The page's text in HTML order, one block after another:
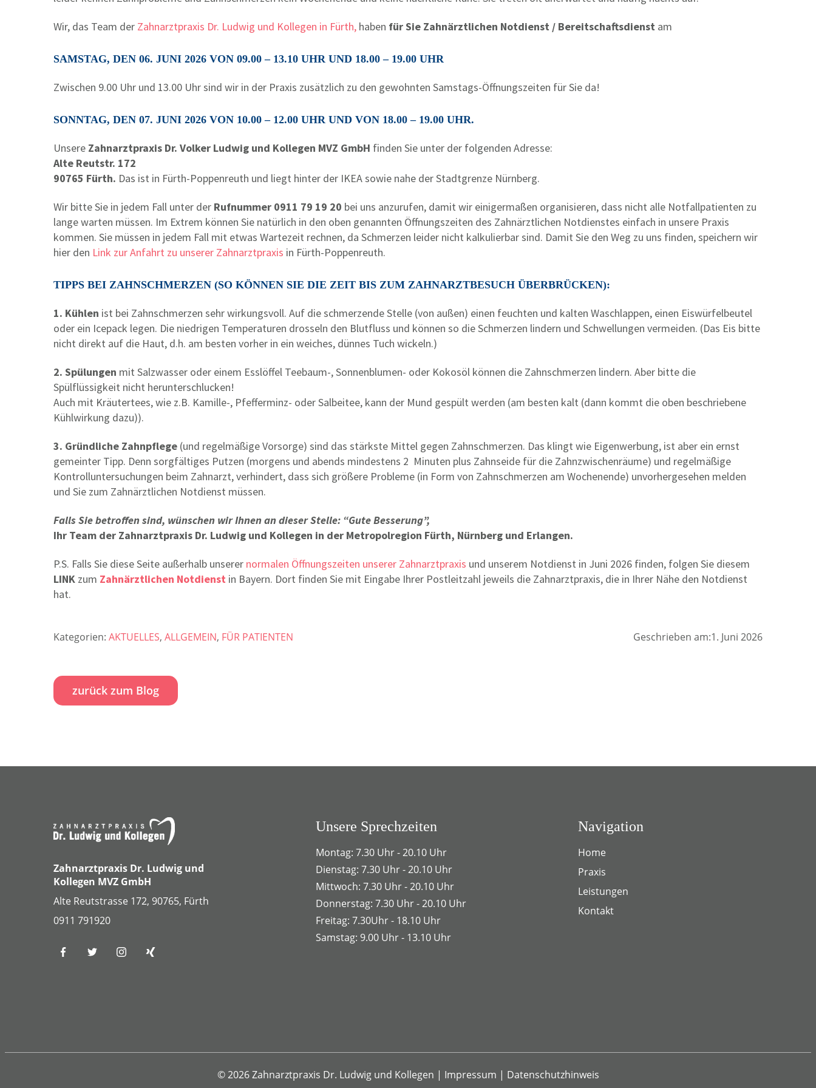
Wir, das Team der Zahnarztpraxis Dr. Ludwig und Kollegen in Fürth, haben für Sie Zahnärztlichen Notdienst / Bereitschaftsdienst am
SAMSTAG, DEN 06. JUNI 2026 VON 09.00 – 13.10 UHR UND 18.00 – 19.00 UHR
Zwischen 9.00 Uhr und 13.00 Uhr sind wir in der Praxis zusätzlich zu den gewohnten Samstags-Öffnungszeiten für Sie da!
SONNTAG, DEN 07. JUNI 2026 VON 10.00 – 12.00 UHR UND VON 18.00 – 19.00 UHR.
Unsere Zahnarztpraxis Dr. Volker Ludwig und Kollegen MVZ GmbH finden Sie unter der folgenden Adresse:
Alte Reutstr. 172
90765 Fürth. Das ist in Fürth-Poppenreuth und liegt hinter der IKEA sowie nahe der Stadtgrenze Nürnberg.
Wir bitte Sie in jedem Fall unter der Rufnummer 0911 79 19 20 bei uns anzurufen, damit wir einigermaßen organisieren, dass nicht alle Notfallpatienten zu
lange warten müssen. Im Extrem können Sie natürlich in den oben genannten Öffnungszeiten des Zahnärztlichen Notdienstes einfach in unsere Praxis
kommen. Sie müssen in jedem Fall mit etwas Wartezeit rechnen, da Schmerzen leider nicht kalkulierbar sind. Damit Sie den Weg zu uns finden, speichern wir
hier den Link zur Anfahrt zu unserer Zahnarztpraxis in Fürth-Poppenreuth.
TIPPS BEI ZAHNSCHMERZEN (SO KÖNNEN SIE DIE ZEIT BIS ZUM ZAHNARZTBESUCH ÜBERBRÜCKEN):
1. Kühlen ist bei Zahnschmerzen sehr wirkungsvoll. Auf die schmerzende Stelle (von außen) einen feuchten und kalten Waschlappen, einen Eiswürfelbeutel
oder ein Icepack legen. Die niedrigen Temperaturen drosseln den Blutfluss und können so die Schmerzen lindern und Schwellungen vermeiden. (Das Eis bitte
nicht direkt auf die Haut, d.h. am besten vorher in ein weiches, dünnes Tuch wickeln.)
2. Spülungen mit Salzwasser oder einem Esslöffel Teebaum-, Sonnenblumen- oder Kokosöl können die Zahnschmerzen lindern. Aber bitte die
Spülflüssigkeit nicht herunterschlucken!
Auch mit Kräutertees, wie z.B. Kamille-, Pfefferminz- oder Salbeitee, kann der Mund gespült werden (am besten kalt (dann kommt die oben beschriebene
Kühlwirkung dazu)).
3. Gründliche Zahnpflege (und regelmäßige Vorsorge) sind das stärkste Mittel gegen Zahnschmerzen. Das klingt wie Eigenwerbung, ist aber ein ernst
gemeinter Tipp. Denn sorgfältiges Putzen (morgens und abends mindestens 2 Minuten plus Zahnseide für die Zahnzwischenräume) und regelmäßige
Kontrolluntersuchungen beim Zahnarzt, verhindert, dass sich größere Probleme (in Form von Zahnschmerzen am Wochenende) unvorhergesehen melden
und Sie zum Zahnärztlichen Notdienst müssen.
Falls Sie betroffen sind, wünschen wir Ihnen an dieser Stelle: “Gute Besserung”,
Ihr Team der Zahnarztpraxis Dr. Ludwig und Kollegen in der Metropolregion Fürth, Nürnberg und Erlangen.
P.S. Falls Sie diese Seite außerhalb unserer normalen Öffnungszeiten unserer Zahnarztpraxis und unserem Notdienst in Juni 2026 finden, folgen Sie diesem
LINK zum Zahnärztlichen Notdienst in Bayern. Dort finden Sie mit Eingabe Ihrer Postleitzahl jeweils die Zahnarztpraxis, die in Ihrer Nähe den Notdienst
hat.
Kategorien: AKTUELLES, ALLGEMEIN, FÜR PATIENTEN Geschrieben am:1. Juni 2026
zurück zum Blog
Zahnarztpraxis Dr. Ludwig und
Kollegen MVZ GmbH
Alte Reutstrasse 172, 90765, Fürth
0911 791920
Unsere Sprechzeiten
Montag: 7.30 Uhr - 20.10 Uhr
Dienstag: 7.30 Uhr - 20.10 Uhr
Mittwoch: 7.30 Uhr - 20.10 Uhr
Donnerstag: 7.30 Uhr - 20.10 Uhr
Freitag: 7.30Uhr - 18.10 Uhr
Samstag: 9.00 Uhr - 13.10 Uhr
Navigation
Home
Praxis
Leistungen
Kontakt
© 2026 Zahnarztpraxis Dr. Ludwig und Kollegen | Impressum | Datenschutzhinweis